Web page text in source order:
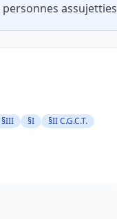
§III §I §II C.G.C.T.